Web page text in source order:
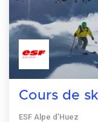
Cours de
ESF Alpe d’Huez